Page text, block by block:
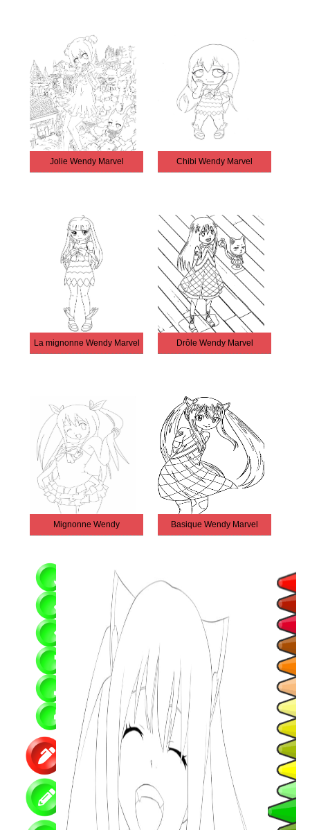
Jolie Wendy Marvel Chibi Wendy Marvel
La mignonne Wendy Marvel Drôle Wendy Marvel
Mignonne Wendy Basique Wendy Marvel